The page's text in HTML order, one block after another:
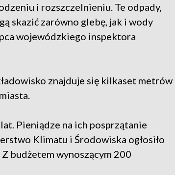
i rozszczelnieniu. Te odpady,
skazić zarówno glebę, jak i wody
wojewódzkiego inspektora
znajduje się kilkaset metrów
Pieniądze na ich posprzątanie
Klimatu i Środowiska ogłosiło
budżetem wynoszącym 200